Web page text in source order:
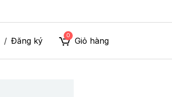
/ Đăng ký
0
Giỏ hàng